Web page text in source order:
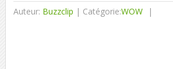
Auteur: Buzzclip | Catégorie:WOW